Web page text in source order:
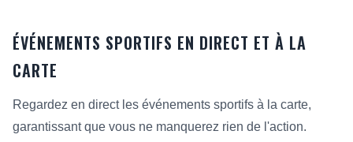
ÉVÉNEMENTS SPORTIFS EN DIRECT ET À LA
CARTE
Regardez en direct les événements sportifs à la carte,
garantissant que vous ne manquerez rien de l'action.